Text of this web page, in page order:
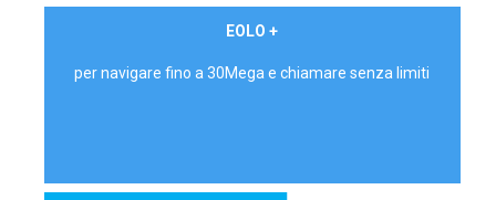
EOLO +
per navigare fino a 30Mega e chiamare senza limiti